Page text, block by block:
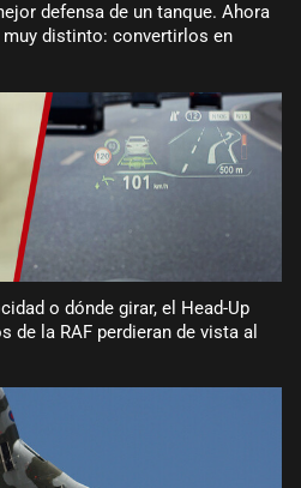
defensa de un tanque. Ahora
distinto: convertirlos en
o dónde girar, el Head-Up
la RAF perdieran de vista al